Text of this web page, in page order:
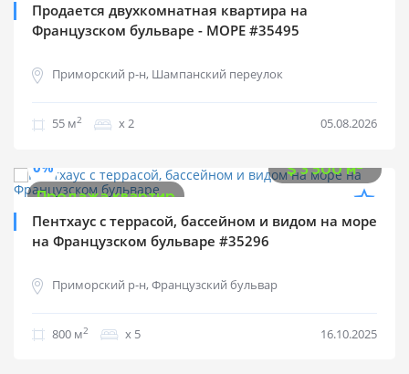
Продается двухкомнатная квартира на
Французском бульваре - МОРЕ #35495
Приморский р-н, Шампанский переулок
55 м2 х 2 05.08.2026
0%
$3 500 м2
Продажа квартир
Пентхаус с террасой, бассейном и видом на море
на Французском бульваре #35296
Приморский р-н, Французский бульвар
800 м2 х 5 16.10.2025